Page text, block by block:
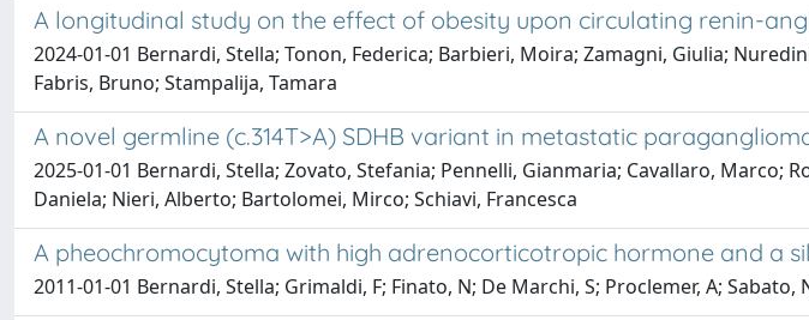
A longitudinal study on the effect of obesity upon circulating renin-
2024-01-01 Bernardi, Stella; Tonon, Federica; Barbieri, Moira; Zamagni, Giulia;
Fabris, Bruno; Stampalija, Tamara
A novel germline (c.314T>A) SDHB variant in metastatic
2025-01-01 Bernardi, Stella; Zovato, Stefania; Pennelli, Gianmaria; Cavallaro,
Daniela; Nieri, Alberto; Bartolomei, Mirco; Schiavi, Francesca
A pheochromocytoma with high adrenocorticotropic hormone and a
2011-01-01 Bernardi, Stella; Grimaldi, F; Finato, N; De Marchi, S; Proclemer, A;